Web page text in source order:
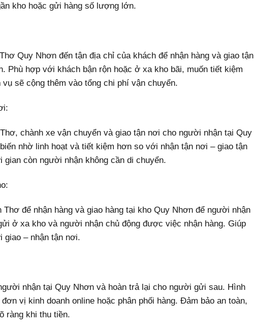
kho hoặc gửi hàng số lượng lớn.
Quy Nhơn đến tận địa chỉ của khách để nhận hàng và giao tận
Phù hợp với khách bận rộn hoặc ở xa kho bãi, muốn tiết kiệm
sẽ cộng thêm vào tổng chi phí vận chuyển.
chành xe vận chuyển và giao tận nơi cho người nhận tại Quy
nhờ linh hoạt và tiết kiệm hơn so với nhận tận nơi – giao tận
còn người nhận không cần di chuyển.
Thơ để nhận hàng và giao hàng tại kho Quy Nhơn để người nhận
ở xa kho và người nhận chủ động được việc nhận hàng. Giúp
giao – nhận tận nơi.
nhận tại Quy Nhơn và hoàn trả lại cho người gửi sau. Hình
vị kinh doanh online hoặc phân phối hàng. Đảm bảo an toàn,
ràng khi thu tiền.